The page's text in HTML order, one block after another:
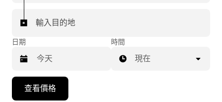
輸入目的地
日期
下
時間
現在
查看價格